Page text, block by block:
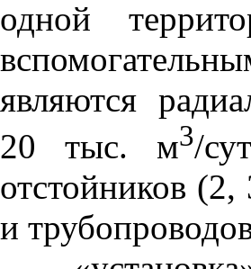
одной
являются
20 тыс. м3/
отстойников
и